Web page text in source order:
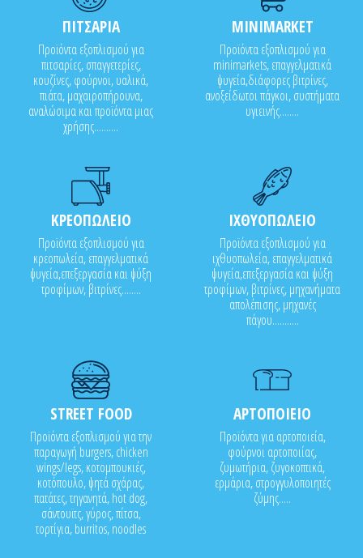
ΠΙΤΣΑΡΙΑ
Προϊόντα εξοπλισμού για
πιτσαρίες, σπαγγετερίες,
κουζίνες, φούρνοι, υαλικά,
πιάτα, μαχαιροπήρουνα,
αναλώσιμα και προϊόντα μιας
χρήσης..........
MINIMARKET
Προϊόντα εξοπλισμού για
minimarkets, επαγγελματικά
ψυγεία,διάφορες βιτρίνες,
ανοξείδωτοι πάγκοι, συστήματα
υγιεινής........
ΚΡΕΟΠΩΛΕΙΟ
Προϊόντα εξοπλισμού για
κρεοπωλεία, επαγγελματικά
ψυγεία,επεξεργασία και ψύξη
τροφίμων, βιτρίνες........
ΙΧΘΥΟΠΩΛΕΙΟ
Προϊόντα εξοπλισμού για
ιχθυοπωλεία, επαγγελματικά
ψυγεία,επεξεργασία και ψύξη
τροφίμων, βιτρίνες, μηχανήματα
απολέπισης, μηχανές
πάγου...........
STREET FOOD
Προϊόντα εξοπλισμού για την
παραγωγή burgers, chicken
wings/legs, κοτομπουκιές,
κοτόπουλο, ψητά σχάρας,
πατάτες, τηγανητά, hot dog,
σάντουϊτς, γύρος, πίτσα,
τορτίγια, burritos, noodles
ΑΡΤΟΠΟΙΕΙΟ
Προϊόντα για αρτοποιεία,
φούρνοι αρτοποιίας,
ζυμωτήρια, ζυγοκοπτικά,
ερμάρια, στρογγυλοποιητές
ζύμης.....